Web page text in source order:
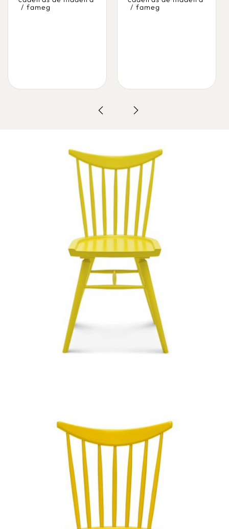
/ fameg
/ fameg